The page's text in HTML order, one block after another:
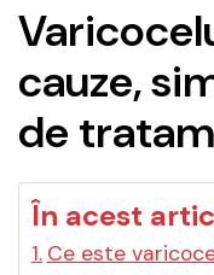
cauze,
de
În acest
Ce este